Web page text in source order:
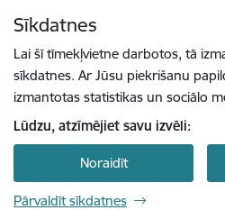
Sīkdatnes
Lai šī tīmekļvietne darbotos, tā
sīkdatnes. Ar Jūsu piekrišanu
izmantotas statistikas un sociālo
Lūdzu, atzīmējiet savu izvēli:
Noraidīt
Pārvaldīt sīkdatnes